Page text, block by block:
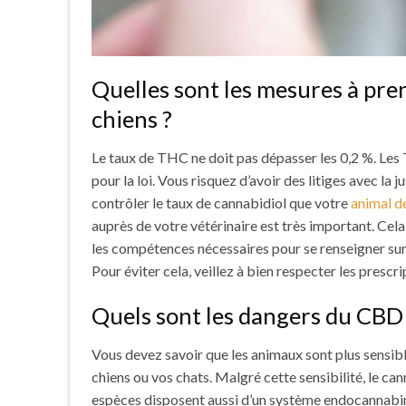
Quelles sont les mesures à
chiens ?
Le taux de THC ne doit pas dépasser les 0,2 %.
pour la loi. Vous risquez d’avoir des litiges avec la
contrôler le taux de cannabidiol que votreanimal
auprès de votre vétérinaire est très important.
les compétences nécessaires pour se renseigner
Pour éviter cela, veillez à bien respecter les
Quels sont les dangers du
Vous devez savoir que les animaux sont plus
chiens ou vos chats. Malgré cette sensibilité, le
espèces disposent aussi d’un système